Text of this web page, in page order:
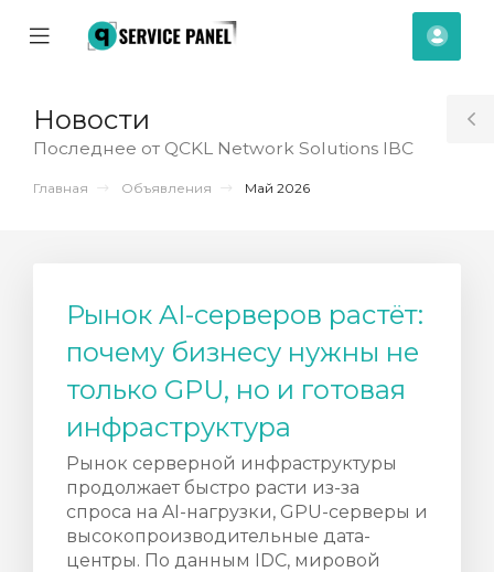
Mobile
Новости
Последнее от QCKL Network Solutions IBC
Главная Объявления Май 2026
Рынок AI-серверов растёт:
почему бизнесу нужны не
только GPU, но и готовая
инфраструктура
Рынок серверной инфраструктуры
продолжает быстро расти из-за
спроса на AI-нагрузки, GPU-серверы и
высокопроизводительные дата-
центры. По данным IDC, мировой